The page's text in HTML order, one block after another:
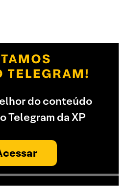
do conteúdo
Telegram da XP